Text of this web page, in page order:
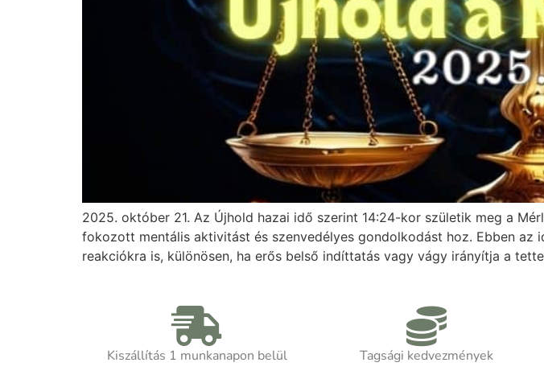
2025. október 21. Az Újhold hazai idő szerint 14:24-kor születik meg a
fokozott mentális aktivitást és szenvedélyes gondolkodást hoz. Ebben
reakciókra is, különösen, ha erős belső indíttatás vagy vágy irányítja a
Kiszállítás 1 munkanapon belül Tagsági kedvezmények